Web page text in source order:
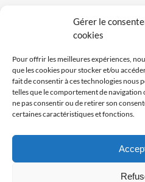
Gérer le
cookies
Pour offrir les meilleures expériences,
que les cookies pour stocker et/ou
fait de consentir à ces technologies nous
telles que le comportement de navigation
ne pas consentir ou de retirer son
certaines caractéristiques et fonctions.
Les Etchemins
La Maison du
de nuit DI-TSA-DP
Montmagny L’Islet
L’Arc en ciel RPPH
nuit, Intervenante
communautaire,
communications